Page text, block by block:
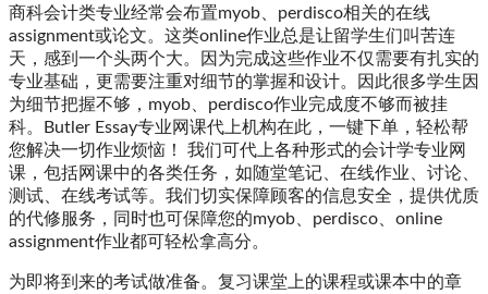
商科会计类专业经常会布置myob、perdisco相关的在线
assignment或论文。这类online作业总是让留学生们叫苦连
天，感到一个头两个大。因为完成这些作业不仅需要有扎实的
专业基础，更需要注重对细节的掌握和设计。因此很多学生因
为细节把握不够，myob、perdisco作业完成度不够而被挂
科。Butler Essay专业网课代上机构在此，一键下单，轻松帮
您解决一切作业烦恼！ 我们可代上各种形式的会计学专业网
课，包括网课中的各类任务，如随堂笔记、在线作业、讨论、
测试、在线考试等。我们切实保障顾客的信息安全，提供优质
的代修服务，同时也可保障您的myob、perdisco、online
assignment作业都可轻松拿高分。
为即将到来的考试做准备。复习课堂上的课程或课本中的章